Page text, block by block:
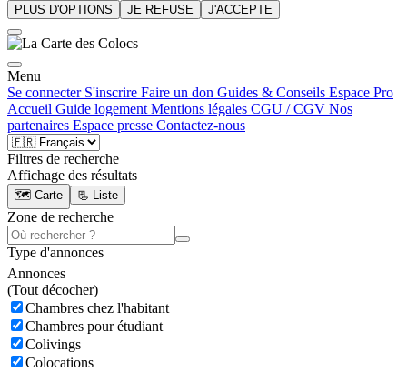
PLUS D'OPTIONS JE REFUSE J'ACCEPTE
Menu
Se connecter S'inscrire Faire un don Guides & Conseils Espace Pro
Accueil Guide logement Mentions légales CGU / CGV Nos
partenaires Espace presse Contactez-nous
Filtres de recherche
Affichage des résultats
🗺️ Carte 📃 Liste
Zone de recherche
Type d'annonces
Annonces
(Tout décocher)
Chambres chez l'habitant
Chambres pour étudiant
Colivings
Colocations